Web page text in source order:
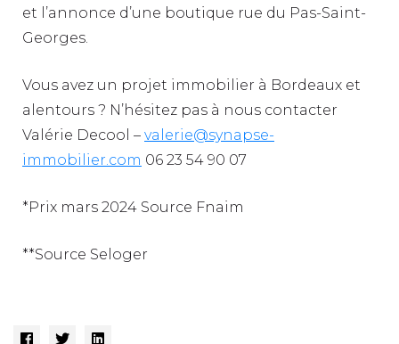
et l’annonce d’une boutique rue du Pas-Saint-
Georges.
Vous avez un projet immobilier à Bordeaux et
alentours ? N’hésitez pas à nous contacter
Valérie Decool – valerie@synapse-
immobilier.com 06 23 54 90 07
*Prix mars 2024 Source Fnaim
**Source Seloger